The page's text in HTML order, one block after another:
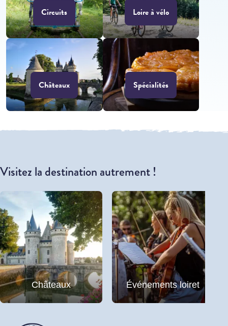
Circuits Loire à vélo
Châteaux Spécialités
Visitez la destination autrement !
Châteaux Événements loiret